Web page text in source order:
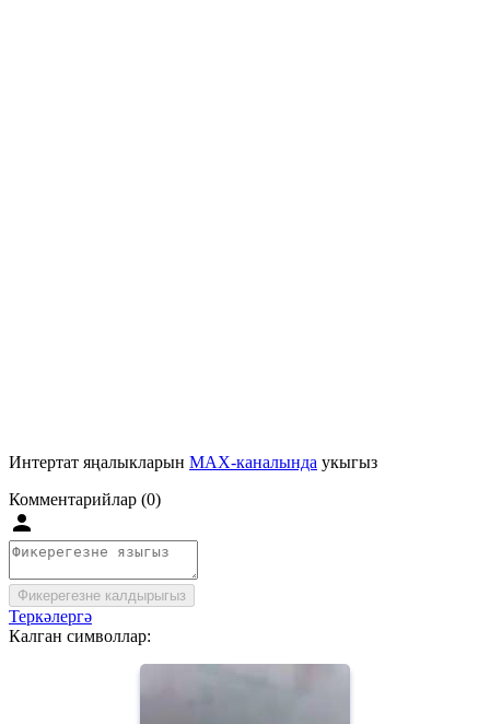
Интертат яңалыкларын MAX-каналында укыгыз
Комментарийлар (0)
Фикерегезне калдырыгыз
Теркәлергә
Калган символлар: